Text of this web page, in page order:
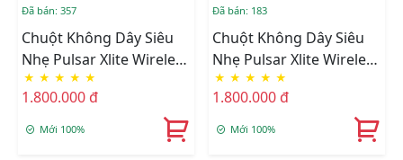
Đã bán: 357
Chuột Không Dây Siêu
Nhẹ Pulsar Xlite Wireless
V2 Mini Black
★ ★ ★ ★ ★
1.800.000 đ
Mới 100%
Đã bán: 183
Chuột Không Dây Siêu
Nhẹ Pulsar Xlite Wireless
V2 White
★ ★ ★ ★ ★
1.800.000 đ
Mới 100%